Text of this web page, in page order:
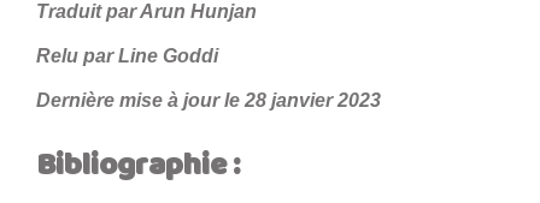
Traduit par Arun Hunjan
Relu par Line Goddi
Dernière mise à jour le 28 janvier 2023
Bibliographie :